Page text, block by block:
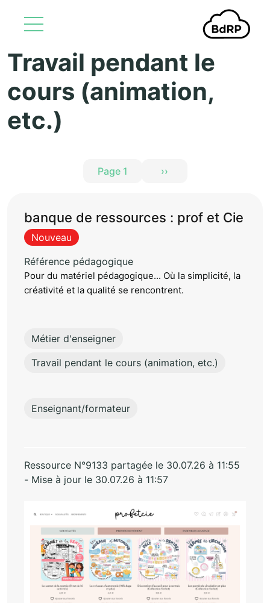
Aller au contenu principal
Travail pendant le
cours (animation,
etc.)
Page 1 ››
banque de ressources : prof et Cie
Nouveau
Référence pédagogique
Pour du matériel pédagogique... Où la simplicité, la
créativité et la qualité se rencontrent.
Métier d'enseigner
Travail pendant le cours (animation, etc.)
Enseignant/formateur
Ressource N°9133 partagée le 30.07.26 à 11:55
- Mise à jour le 30.07.26 à 11:57